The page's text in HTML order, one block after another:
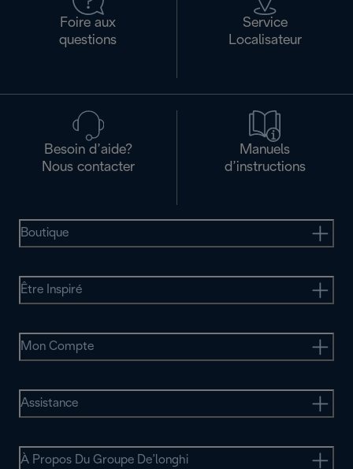
Foire aux
questions
Service
Localisateur
Besoin d’aide?
Nous contacter
Manuels
d’instructions
Boutique
Être Inspiré
Mon Compte
Assistance
À Propos Du Groupe De’longhi